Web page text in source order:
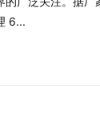
6...